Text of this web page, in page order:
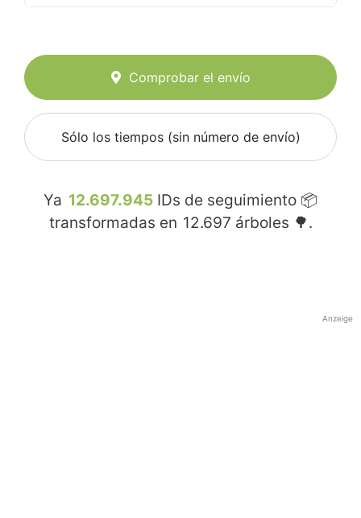
Comprobar el envío
Sólo los tiempos (sin número de envío)
Ya 12.697.945 IDs de seguimiento 📦
transformadas en 12.697 árboles 🌳.
Anzeige